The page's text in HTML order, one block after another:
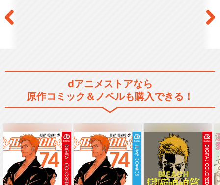
dアニメストアなら
原作コミック＆ノベルも購入できる！